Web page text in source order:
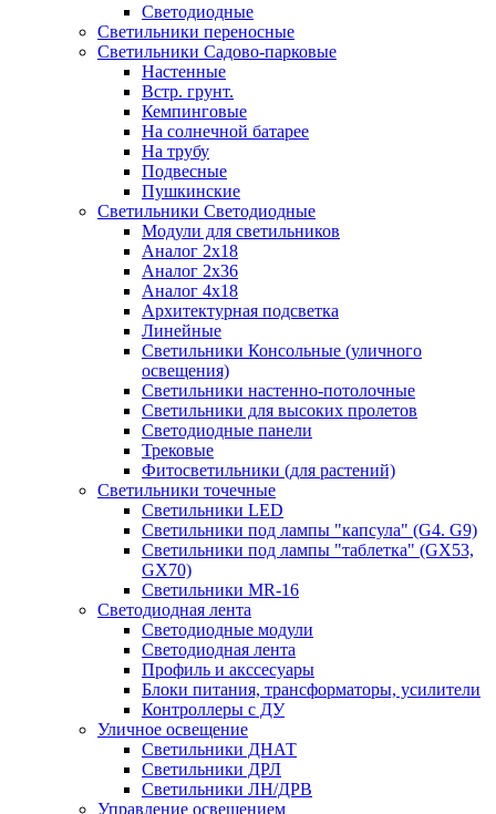
Светодиодные
Светильники переносные
Светильники Садово-парковые
Настенные
Встр. грунт.
Кемпинговые
На солнечной батарее
На трубу
Подвесные
Пушкинские
Светильники Светодиодные
Модули для светильников
Аналог 2х18
Аналог 2х36
Аналог 4х18
Архитектурная подсветка
Линейные
Светильники Консольные (уличного
освещения)
Светильники настенно-потолочные
Светильники для высоких пролетов
Светодиодные панели
Трековые
Фитосветильники (для растений)
Светильники точечные
Светильники LED
Светильники под лампы "капсула" (G4. G9)
Светильники под лампы "таблетка" (GX53,
GX70)
Светильники MR-16
Светодиодная лента
Светодиодные модули
Светодиодная лента
Профиль и акссесуары
Блоки питания, трансформаторы, усилители
Контроллеры с ДУ
Уличное освещение
Светильники ДНАТ
Светильники ДРЛ
Светильники ЛН/ДРВ
Управление освещением